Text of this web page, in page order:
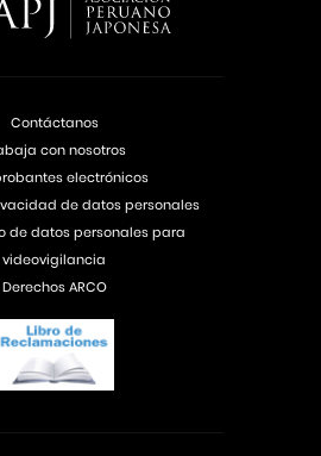
Contáctanos
con nosotros
electrónicos
de datos personales
de datos personales para
videovigilancia
Derechos ARCO